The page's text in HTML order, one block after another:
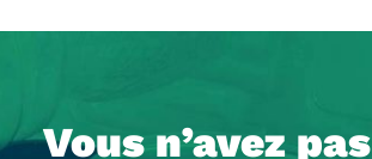
Vous n’avez pas